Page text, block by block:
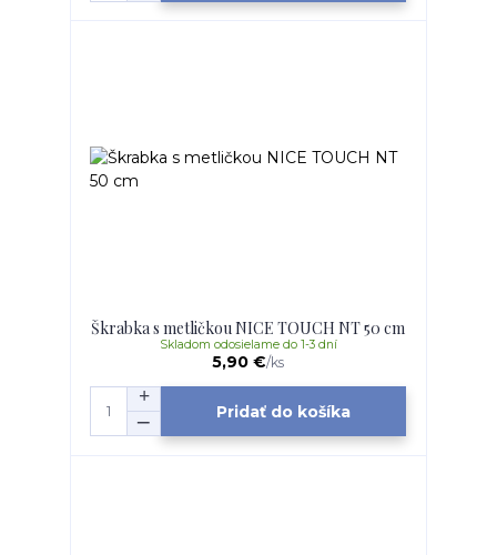
Škrabka s metličkou NICE TOUCH NT 50 cm
5,90 €/ks
Skladom odosielame do 1-3 dní
Pridať do košíka